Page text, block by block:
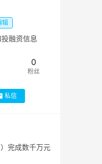
辑
融资信息
0
粉丝
私信
完成数千万元